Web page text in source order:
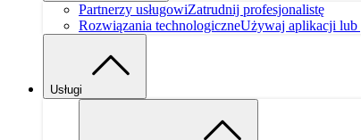
Partnerzy usługowiZatrudnij profesjonalistę
Rozwiązania technologiczneUżywaj aplikacji lub
Usługi